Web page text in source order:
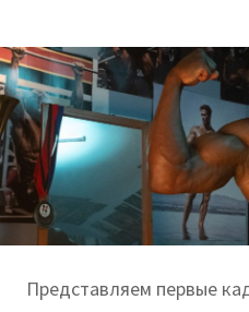
Представляем первые